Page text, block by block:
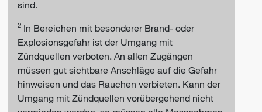
sind.
2 In Bereichen mit besonderer Brand- oder
Explosionsgefahr ist der Umgang mit
Zündquellen verboten. An allen Zugängen
müssen gut sichtbare Anschläge auf die Gefahr
hinweisen und das Rauchen verbieten. Kann der
Umgang mit Zündquellen vorübergehend nicht